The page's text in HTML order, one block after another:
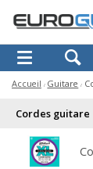
Accueil Guitare
Cordes guitare